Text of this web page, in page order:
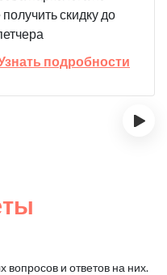
скидку до
подробности
›
и ответов на них.